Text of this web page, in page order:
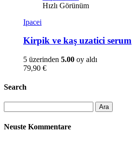
Hızlı Görünüm
Ipacei
Kirpik ve kaş uzatici serum
5 üzerinden 5.00 oy aldı
79,90 €
Search
Neuste Kommentare